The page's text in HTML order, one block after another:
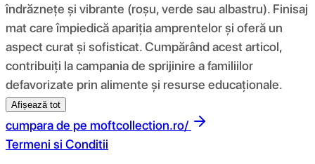
îndrăznețe și vibrante (roșu, verde sau albastru). Finisaj
mat care împiedică apariția amprentelor și oferă un
aspect curat și sofisticat. Cumpărând acest articol,
contribuiți la campania de sprijinire a familiilor
defavorizate prin alimente și resurse educaționale.
Afișează tot
cumpara de pe moftcollection.ro/
Termeni si Conditii